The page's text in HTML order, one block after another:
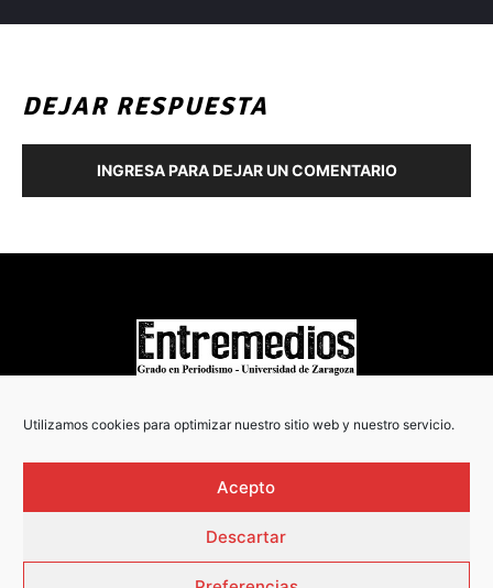
Utilizamos cookies para optimizar nuestro sitio web y nuestro servicio.
Acepto
Descartar
DEJAR RESPUESTA
INGRESA PARA DEJAR UN COMENTARIO